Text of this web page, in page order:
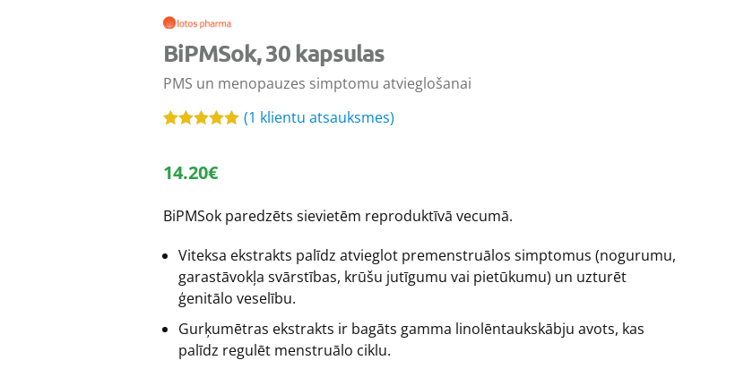
BiPMSok, 30 kapsulas
PMS un menopauzes simptomu atvieglošanai
balstoties
pircēju
(1 klientu atsauksmes)
14.20€
BiPMSok paredzēts sievietēm reproduktīvā vecumā.
Viteksa ekstrakts palīdz atvieglot premenstruālos simptomus (nogurumu,
garastāvokļa svārstības, krūšu jutīgumu vai pietūkumu) un uzturēt
ģenitālo veselību.
Gurķumētras ekstrakts ir bagāts gamma linolēntaukskābju avots, kas
palīdz regulēt menstruālo ciklu.